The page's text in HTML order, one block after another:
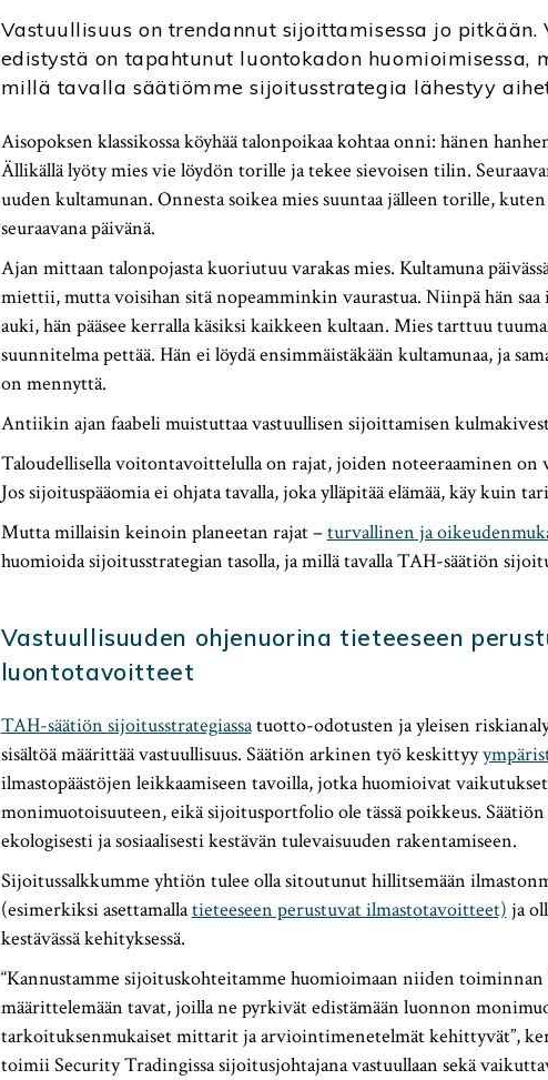
Vastuullisuus on trendannut sijoittamisessa jo pitkään.
edistystä on tapahtunut luontokadon huomioimisessa,
millä tavalla säätiömme sijoitusstrategia lähestyy
Aisopoksen klassikossa köyhää talonpoikaa kohtaa onni: hänen
Ällikällä lyöty mies vie löydön torille ja tekee sievoisen tilin.
uuden kultamunan. Onnesta soikea mies suuntaa jälleen torille, kuten
seuraavana päivänä.
Ajan mittaan talonpojasta kuoriutuu varakas mies. Kultamuna
miettii, mutta voisihan sitä nopeamminkin vaurastua. Niinpä hän saa
auki, hän pääsee kerralla käsiksi kaikkeen kultaan. Mies tarttuu
suunnitelma pettää. Hän ei löydä ensimmäistäkään kultamunaa, ja
on mennyttä.
Antiikin ajan faabeli muistuttaa vastuullisen sijoittamisen
Taloudellisella voitontavoittelulla on rajat, joiden noteeraaminen on
Jos sijoituspääomia ei ohjata tavalla, joka ylläpitää elämää, käy kuin
Mutta millaisin keinoin planeetan rajat –turvallinen ja
huomioida sijoitusstrategian tasolla, ja millä tavalla TAH-säätiön
Vastuullisuuden ohjenuorina tieteeseen
luontotavoitteet
TAH-säätiön sijoitusstrategiassatuotto-odotusten ja yleisen
sisältöä määrittää vastuullisuus. Säätiön arkinen työ keskittyy
ilmastopäästöjen leikkaamiseen tavoilla, jotka huomioivat
monimuotoisuuteen, eikä sijoitusportfolio ole tässä poikkeus.
ekologisesti ja sosiaalisesti kestävän tulevaisuuden rakentamiseen.
Sijoitussalkkumme yhtiön tulee olla sitoutunut hillitsemään
(esimerkiksi asettamallatieteeseen perustuvat ilmastotavoitteet) ja
kestävässä kehityksessä.
“Kannustamme sijoituskohteitamme huomioimaan niiden
määrittelemään tavat, joilla ne pyrkivät edistämään luonnon
tarkoituksenmukaiset mittarit ja arviointimenetelmät kehittyvät”,
toimii Security Tradingissa sijoitusjohtajana vastuullaan sekä